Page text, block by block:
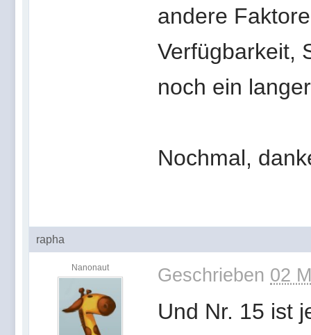
andere
Verfügbarkeit,
noch ein
Nochmal,
rapha
Nanonaut Geschrieben 02
Und Nr. 15 ist